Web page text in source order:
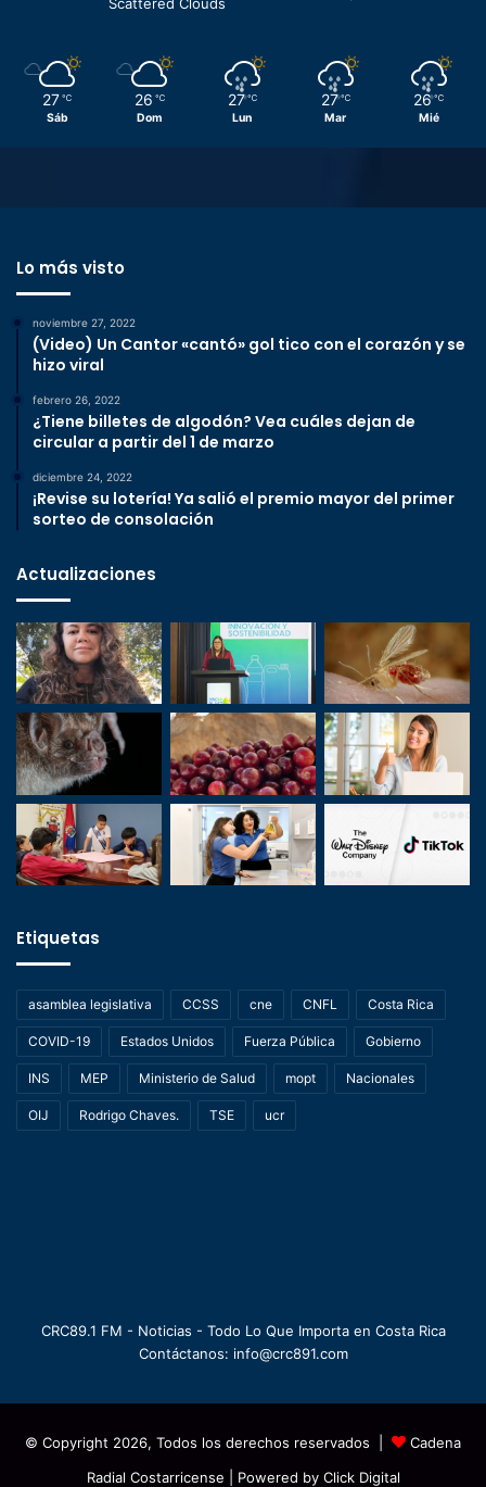
27 ℃
Sáb
26 ℃
Dom
27 ℃
Lun
27 ℃
Mar
26 ℃
Mié
Lo más visto
noviembre 27, 2022
(Video) Un Cantor «cantó» gol tico con el corazón y se
hizo viral
febrero 26, 2022
¿Tiene billetes de algodón? Vea cuáles dejan de
circular a partir del 1 de marzo
diciembre 24, 2022
¡Revise su lotería! Ya salió el premio mayor del primer
sorteo de consolación
Actualizaciones
Etiquetas
asamblea legislativa CCSS cne CNFL Costa Rica
COVID-19 Estados Unidos Fuerza Pública Gobierno
INS MEP Ministerio de Salud mopt Nacionales
OIJ Rodrigo Chaves. TSE ucr
CRC89.1 FM - Noticias - Todo Lo Que Importa en Costa Rica
Contáctanos: info@crc891.com
© Copyright 2026, Todos los derechos reservados |
Cadena
Radial Costarricense | Powered by Click Digital